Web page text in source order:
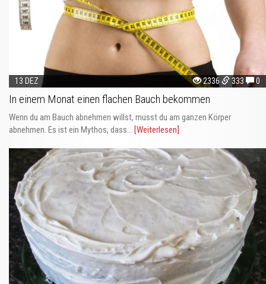
13 DEZ 2336 333 0
In einem Monat einen flachen Bauch bekommen
Wenn du am Bauch abnehmen willst, musst du am ganzen Körper
abnehmen. Es ist ein Mythos, dass...
[Weiterlesen]